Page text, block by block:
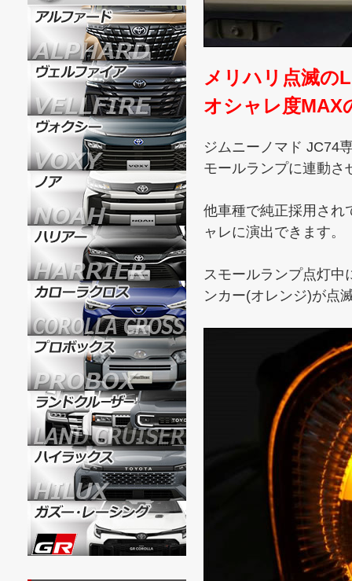
メリハリ点滅の
オシャレ度MAX
ジムニーノマド JC74
モールランプに連動さ
他車種で純正採用され
ャレに演出できます。
スモールランプ点灯中
ンカー(オレンジ)が点